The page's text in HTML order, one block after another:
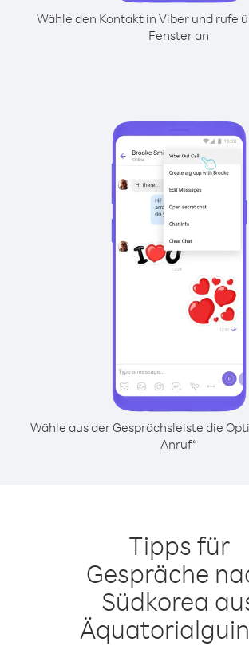
Wähle den Kontakt in Viber und rufe
Fenster an
Wähle aus der Gesprächsleiste die
Anruf“
Tipps für
Gespräche
Südkorea